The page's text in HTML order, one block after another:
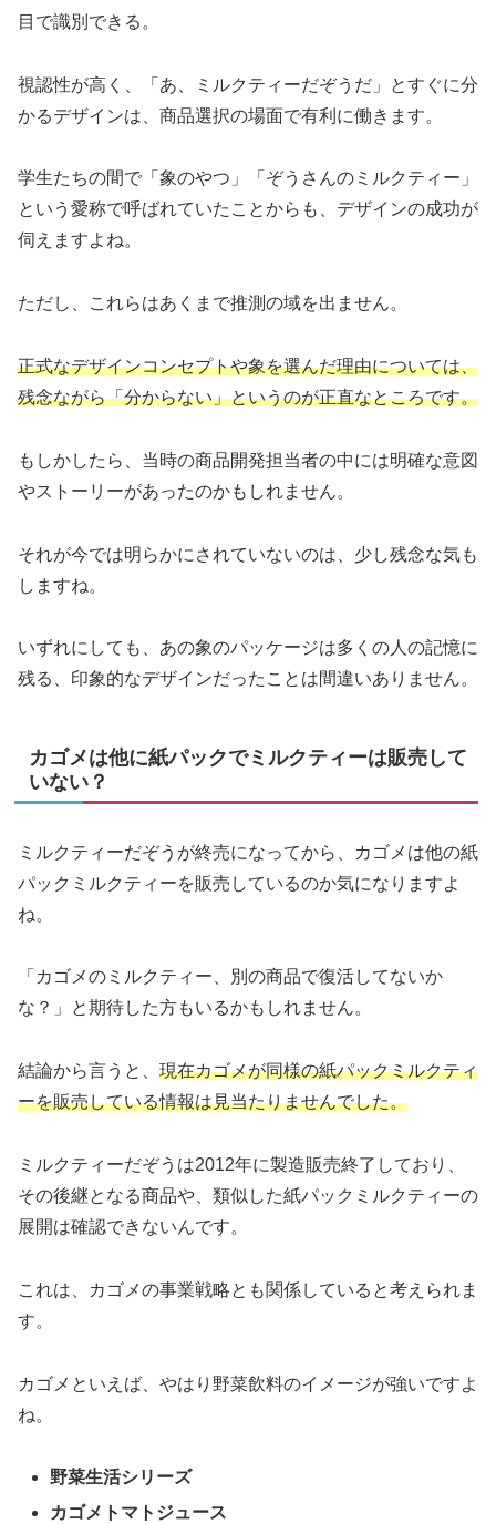
目で識別できる。
視認性が高く、「あ、ミルクティーだぞうだ」とすぐに分
かるデザインは、商品選択の場面で有利に働きます。
学生たちの間で「象のやつ」「ぞうさんのミルクティー」
という愛称で呼ばれていたことからも、デザインの成功が
伺えますよね。
ただし、これらはあくまで推測の域を出ません。
正式なデザインコンセプトや象を選んだ理由については、
残念ながら「分からない」というのが正直なところです。
もしかしたら、当時の商品開発担当者の中には明確な意図
やストーリーがあったのかもしれません。
それが今では明らかにされていないのは、少し残念な気も
しますね。
いずれにしても、あの象のパッケージは多くの人の記憶に
残る、印象的なデザインだったことは間違いありません。
カゴメは他に紙パックでミルクティーは販売して
いない？
ミルクティーだぞうが終売になってから、カゴメは他の紙
パックミルクティーを販売しているのか気になりますよ
ね。
「カゴメのミルクティー、別の商品で復活してないか
な？」と期待した方もいるかもしれません。
結論から言うと、 現在カゴメが同様の紙パックミルクティ
ーを販売している情報は見当たりませんでした。
ミルクティーだぞうは2012年に製造販売終了しており、
その後継となる商品や、類似した紙パックミルクティーの
展開は確認できないんです。
これは、カゴメの事業戦略とも関係していると考えられま
す。
カゴメといえば、やはり野菜飲料のイメージが強いですよ
ね。
野菜生活シリーズ
カゴメトマトジュース